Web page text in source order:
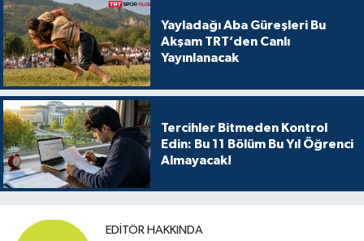
Yayladağı Aba Güreşleri Bu
Akşam TRT’den Canlı
Yayınlanacak
Tercihler Bitmeden Kontrol
Edin: Bu 11 Bölüm Bu Yıl Öğrenci
Almayacak!
EDITÖR HAKKINDA